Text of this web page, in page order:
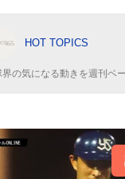
HOT TOPICS
界の気になる動きを週刊ベ